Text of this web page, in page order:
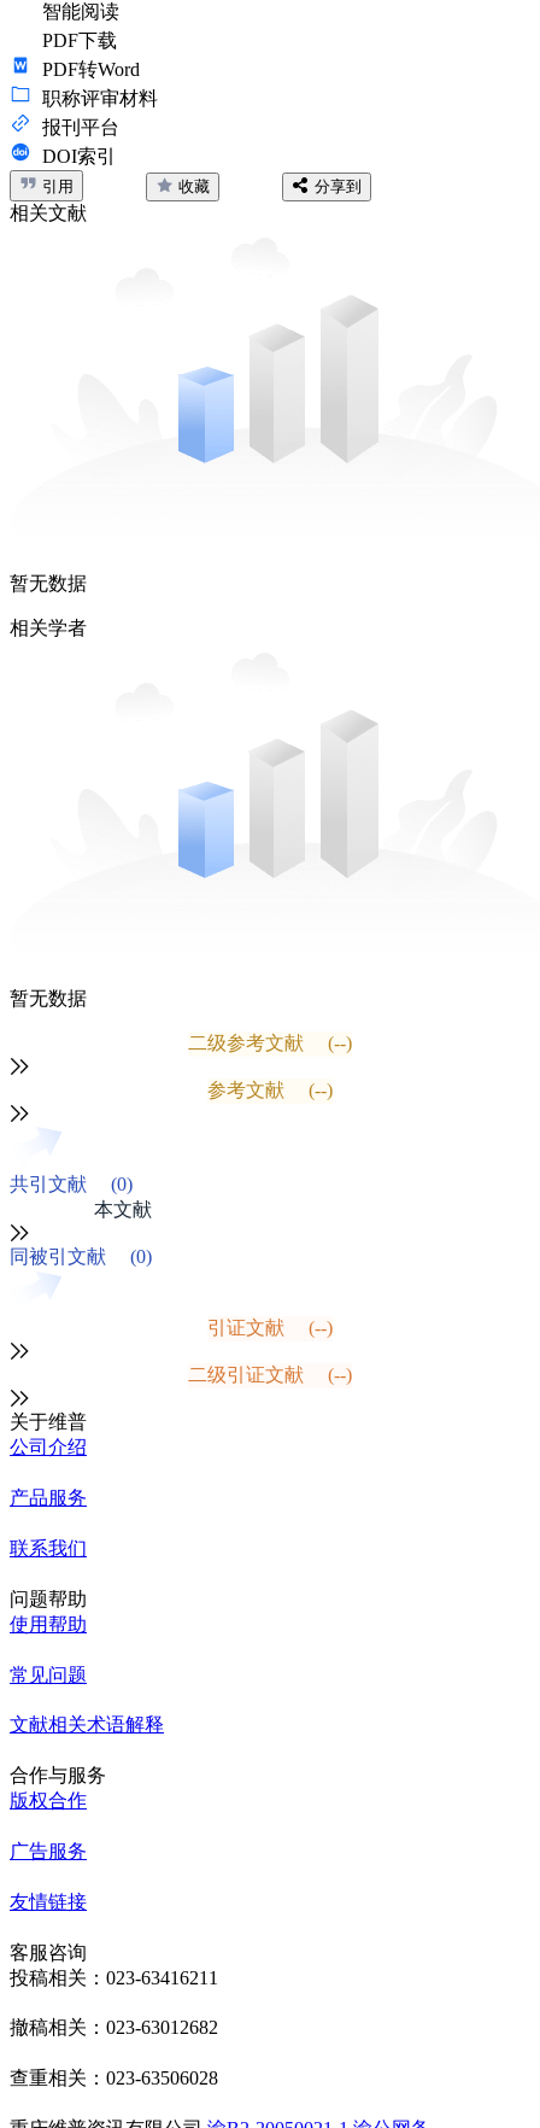
智能阅读
PDF下载
PDF转Word
职称评审材料
报刊平台
DOI索引
引用 收藏 分享到
相关文献
暂无数据
相关学者
暂无数据
二级参考文献 (--)
参考文献 (--)
共引文献
(0)
本文献
同被引文献 (0)
引证文献 (--)
二级引证文献 (--)
关于维普
公司介绍
产品服务
联系我们
问题帮助
使用帮助
常见问题
文献相关术语解释
合作与服务
版权合作
广告服务
友情链接
客服咨询
投稿相关：023-63416211
撤稿相关：023-63012682
查重相关：023-63506028